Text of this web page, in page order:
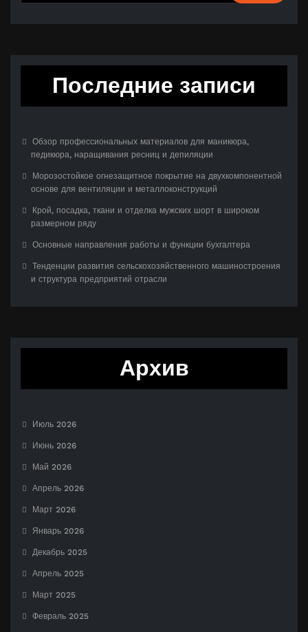
Последние записи
Обзор профессиональных материалов для маникюра,
педикюра, наращивания ресниц и депиляции
Морозостойкое огнезащитное покрытие на двухкомпонентной
основе для вентиляции и металлоконструкций
Крой, посадка, ткани и отделка мужских шорт в широком
размерном ряду
Основные направления работы и функции бухгалтера
Тенденции развития сельскохозяйственного машиностроения
и структура предприятий отрасли
Архив
Июль 2026
Июнь 2026
Май 2026
Апрель 2026
Март 2026
Январь 2026
Декабрь 2025
Апрель 2025
Март 2025
Февраль 2025